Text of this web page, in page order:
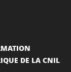
DE LA CNIL